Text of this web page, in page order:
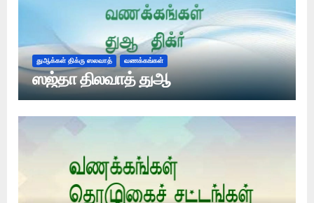
துஆக்கள் திக்ரு ஸலவாத் வணக்கங்கள்
ஸஜ்தா திலவாத் துஆ